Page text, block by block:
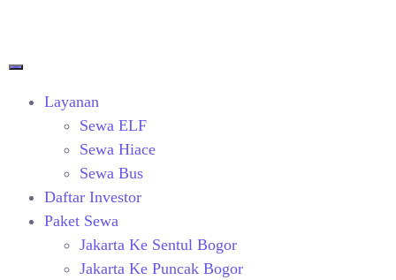
Layanan
Sewa ELF
Sewa Hiace
Sewa Bus
Daftar Investor
Paket Sewa
Jakarta Ke Sentul Bogor
Jakarta Ke Puncak Bogor